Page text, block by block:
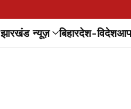
झारखंड न्यूज़ बिहारदेश-विदेश